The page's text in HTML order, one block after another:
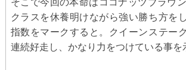
そこで今回の本命はココナッツブラウ
クラスを休養明けながら強い勝ち方を
指数をマークすると。クイーンステー
連続好走し、かなり力をつけている事を